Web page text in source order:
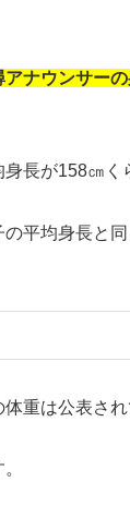
アナウンサー
長が158㎝く
平均身長と
重は公表され